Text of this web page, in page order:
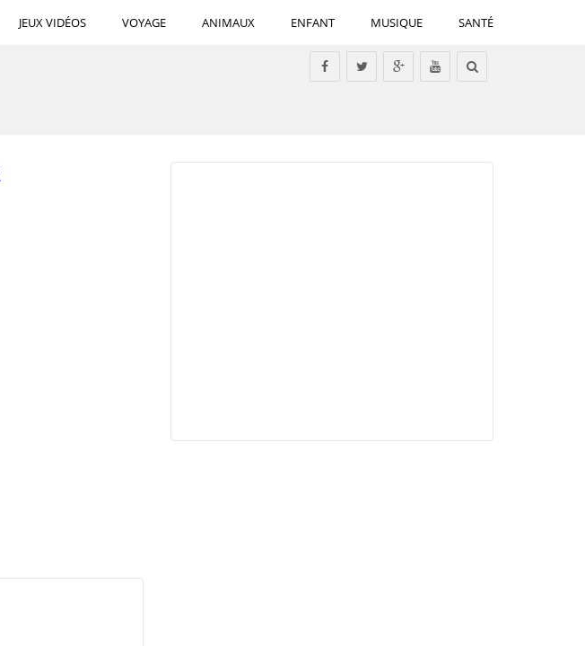
JEUX VIDÉOS VOYAGE ANIMAUX ENFANT MUSIQUE SANTÉ